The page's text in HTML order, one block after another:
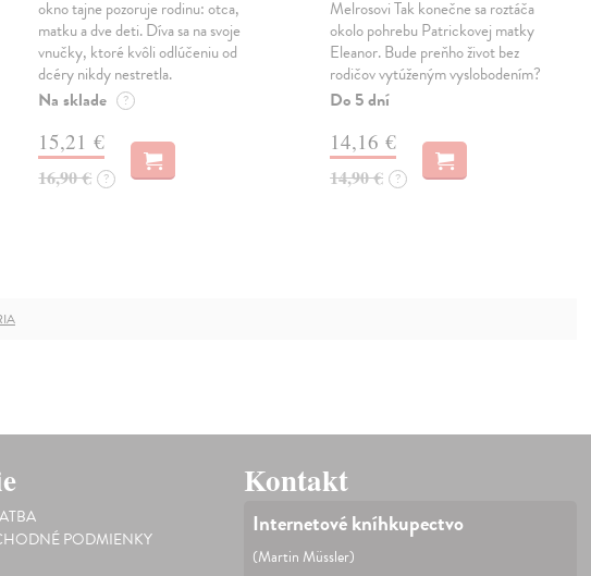
okno tajne pozoruje rodinu: otca,
matku a dve deti. Díva sa na svoje
vnučky, ktoré kvôli odlúčeniu od
dcéry nikdy nestretla.
Na sklade ?
15,21 €
16,90 € ?
Melrosovi Tak konečne sa roztáča
okolo pohrebu Patrickovej matky
Eleanor. Bude preňho život bez
rodičov vytúženým vyslobodením?
Do 5 dní
14,16 €
14,90 € ?
PODMIENKY
Kontakt
Internetové kníhkupectvo
(Martin Müssler)